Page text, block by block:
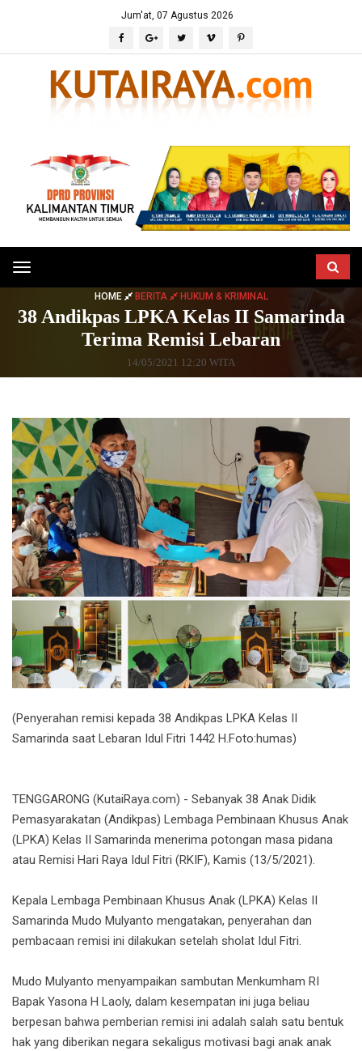
Jum'at, 07 Agustus 2026
Toggle
navigation
HOME BERITA HUKUM & KRIMINAL
38 Andikpas LPKA Kelas II Samarinda
Terima Remisi Lebaran
14/05/2021 12:20 WITA
(Penyerahan remisi kepada 38 Andikpas LPKA Kelas II
Samarinda saat Lebaran Idul Fitri 1442 H.Foto:humas)
TENGGARONG (KutaiRaya.com) - Sebanyak 38 Anak Didik
Pemasyarakatan (Andikpas) Lembaga Pembinaan Khusus Anak
(LPKA) Kelas II Samarinda menerima potongan masa pidana
atau Remisi Hari Raya Idul Fitri (RKIF), Kamis (13/5/2021).
Kepala Lembaga Pembinaan Khusus Anak (LPKA) Kelas II
Samarinda Mudo Mulyanto mengatakan, penyerahan dan
pembacaan remisi ini dilakukan setelah sholat Idul Fitri.
Mudo Mulyanto menyampaikan sambutan Menkumham RI
Bapak Yasona H Laoly, dalam kesempatan ini juga beliau
berpesan bahwa pemberian remisi ini adalah salah satu bentuk
hak yang diberikan negara sekaligus motivasi bagi anak anak